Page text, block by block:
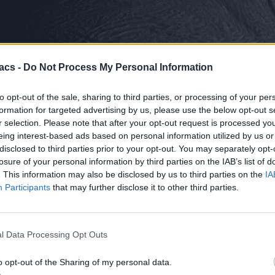
- Do Not Process My Personal Information
opt-out of the sale, sharing to third parties, or processing of your
for targeted advertising by us, please use the below opt-out
selection. Please note that after your opt-out request is processed
interest-based ads based on personal information utilized by us
to third parties prior to your opt-out. You may separately
of your personal information by third parties on the IAB’s list of
This information may also be disclosed by us to third parties on the
Participants that may further disclose it to other third parties.
Data Processing Opt Outs
opt-out of the Sharing of my personal data.
βούτηξε στην ατμόσφαιρα του Κρόνου, στις 15
του. Ακόμα και σήμερα οι επιστήμονες δεν έχουν καταφέρει
πολύπλοκα οργανικά μόρια στον Εγκέλαδο, το φεγγάρι του
από αυτές να αποτελούν μέρος αλυσίδων που οδηγούν σε ακόμα
την ανάγκη για μια ειδική αποστολή της ESA, που θα μπει
είχε κρυμμένο έναν ωκεανό. Βρήκε πίδακες νερού να
μικρότερο από κόκκους άμμου. Αυτά τα μικροσκοπικά